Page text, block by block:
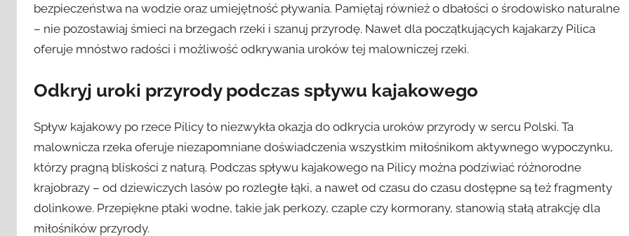
bezpieczeństwa na wodzie oraz umiejętność pływania. Pamiętaj również o dbałości o środowisko naturalne
– nie pozostawiaj śmieci na brzegach rzeki i szanuj przyrodę. Nawet dla początkujących kajakarzy Pilica
oferuje mnóstwo radości i możliwość odkrywania uroków tej malowniczej rzeki.
Odkryj uroki przyrody podczas spływu kajakowego
Spływ kajakowy po rzece Pilicy to niezwykła okazja do odkrycia uroków przyrody w sercu Polski. Ta
malownicza rzeka oferuje niezapomniane doświadczenia wszystkim miłośnikom aktywnego wypoczynku,
którzy pragną bliskości z naturą. Podczas spływu kajakowego na Pilicy można podziwiać różnorodne
krajobrazy – od dziewiczych lasów po rozległe łąki, a nawet od czasu do czasu dostępne są też fragmenty
dolinkowe. Przepiękne ptaki wodne, takie jak perkozy, czaple czy kormorany, stanowią stałą atrakcję dla
miłośników przyrody.